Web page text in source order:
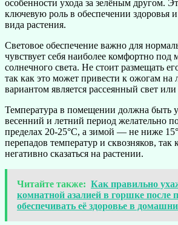
особенности ухода за зелёным другом.
ключевую роль в обеспечении здоровья
вида растения.
Световое обеспечение важно для
чувствует себя наиболее комфортно под
солнечного света. Не стоит размещать
так как это может привести к ожогам
вариантом является рассеянный свет
Температура в помещении должна быть
весенний и летний период желательно
пределах 20-25°C, а зимой — не ниже
перепадов температур и сквозняков, так
негативно сказаться на растении.
Читайте также: Как правильно
комнатной азалией в горшке после
обеспечивать её здоровье в